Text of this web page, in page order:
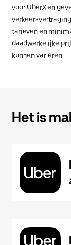
voor UberX en
tarieven en
daadwerkelijke
kunnen variëren.
Het is